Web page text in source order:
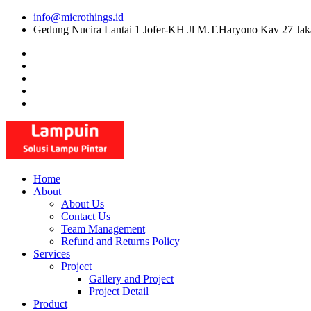
Skip
info@microthings.id
Gedung Nucira Lantai 1 Jofer-KH Jl M.T.Haryono Kav 27
Home
About
About Us
Contact Us
Team Management
Refund and Returns Policy
Services
Project
Gallery and Project
Project Detail
Product